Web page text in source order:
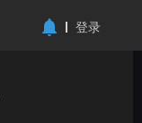
登录